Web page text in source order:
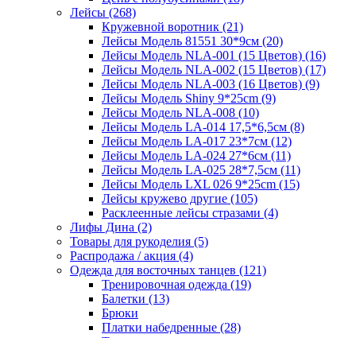
Лейсы (268)
Кружевной воротник (21)
Лейсы Модель 81551 30*9см (20)
Лейсы Модель NLA-001 (15 Цветов) (16)
Лейсы Модель NLA-002 (15 Цветов) (17)
Лейсы Модель NLA-003 (16 Цветов) (9)
Лейсы Модель Shiny 9*25cm (9)
Лейсы Модель NLA-008 (10)
Лейсы Модель LA-014 17,5*6,5см (8)
Лейсы Модель LA-017 23*7см (12)
Лейсы Модель LA-024 27*6см (11)
Лейсы Модель LA-025 28*7,5см (11)
Лейсы Модель LXL 026 9*25cm (15)
Лейсы кружево другие (105)
Расклеенные лейсы стразами (4)
Лифы Дина (2)
Товары для рукоделия (5)
Распродажа / акция (4)
Одежда для восточных танцев (121)
Тренировочная одежда (19)
Балетки (13)
Брюки
Платки набедренные (28)